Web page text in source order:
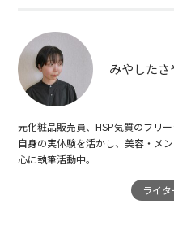
みやしたさ
元化粧品販売員、HSP気質のフリ
自身の実体験を活かし、美容・メ
心に執筆活動中。
ライ